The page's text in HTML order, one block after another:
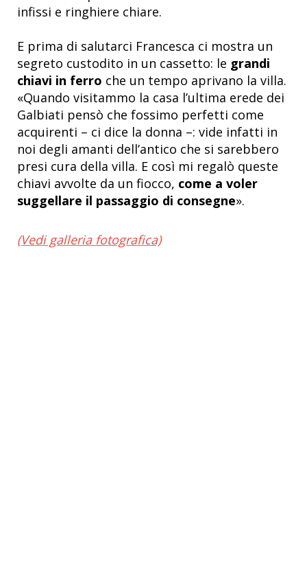
infissi e ringhiere chiare.
E prima di salutarci Francesca ci mostra un
segreto custodito in un cassetto: le grandi
chiavi in ferro che un tempo aprivano la villa.
«Quando visitammo la casa l’ultima erede dei
Galbiati pensò che fossimo perfetti come
acquirenti – ci dice la donna –: vide infatti in
noi degli amanti dell’antico che si sarebbero
presi cura della villa. E così mi regalò queste
chiavi avvolte da un fiocco, come a voler
suggellare il passaggio di consegne».
(Vedi galleria fotografica)